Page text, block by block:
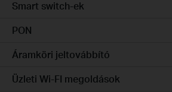
Smart switch-ek
PON
Áramköri jeltovábbító
Üzleti Wi-FI megoldások